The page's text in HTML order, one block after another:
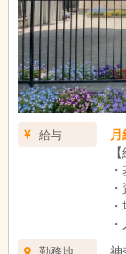
給与
神